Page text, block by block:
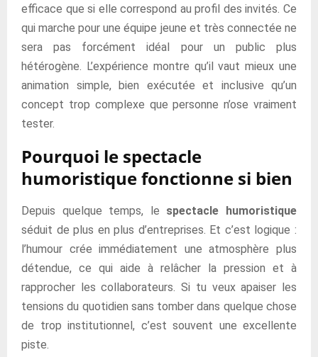
efficace que si elle correspond au profil des invités. Ce
qui marche pour une équipe jeune et très connectée ne
sera pas forcément idéal pour un public plus
hétérogène. L’expérience montre qu’il vaut mieux une
animation simple, bien exécutée et inclusive qu’un
concept trop complexe que personne n’ose vraiment
tester.
Pourquoi le spectacle
humoristique fonctionne si bien
Depuis quelque temps, le spectacle humoristique
séduit de plus en plus d’entreprises. Et c’est logique :
l’humour crée immédiatement une atmosphère plus
détendue, ce qui aide à relâcher la pression et à
rapprocher les collaborateurs. Si tu veux apaiser les
tensions du quotidien sans tomber dans quelque chose
de trop institutionnel, c’est souvent une excellente
piste.